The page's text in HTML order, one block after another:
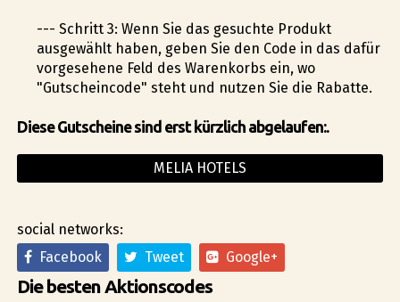
--- Schritt 3: Wenn Sie das gesuchte Produkt
ausgewählt haben, geben Sie den Code in das dafür
vorgesehene Feld des Warenkorbs ein, wo
"Gutscheincode" steht und nutzen Sie die Rabatte.
Diese Gutscheine sind erst kürzlich abgelaufen:.
MELIA HOTELS
social networks:
Facebook
Tweet Google+
Die besten Aktionscodes